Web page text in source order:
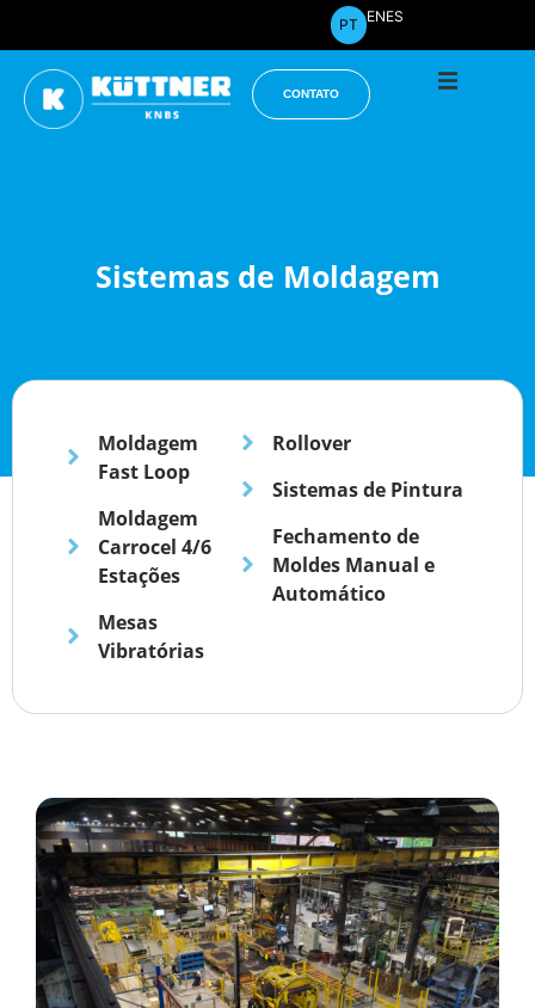
PT ENES
CONTATO
Sistemas de Moldagem
Moldagem
Fast Loop
Moldagem
Carrocel 4/6
Estações
Mesas
Vibratórias
Rollover
Sistemas de Pintura
Fechamento de
Moldes Manual e
Automático